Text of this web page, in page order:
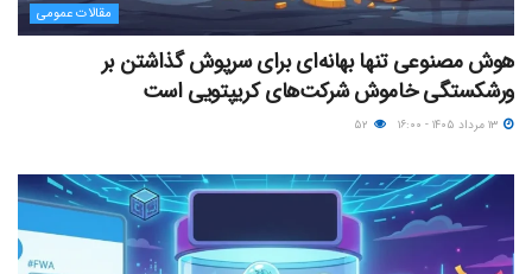
مقالات عمومی
هوش مصنوعی تنها بهانه‌ای برای سرپوش گذاشتن بر
ورشکستگی خاموش شرکت‌های کریپتویی است